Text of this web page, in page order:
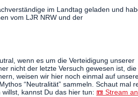
im Landtag geladen und
vom LJR NRW und der
wenn es um die Verteidigung unserer
nicht der letzte Versuch gewesen ist, die
weisen wir hier noch einmal auf
“Neutralität” sammeln. Schaut mal
kannst Du das hier tun: 📼 Stream